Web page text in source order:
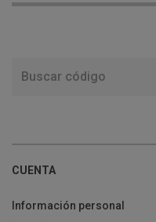
CUENTA
Información personal